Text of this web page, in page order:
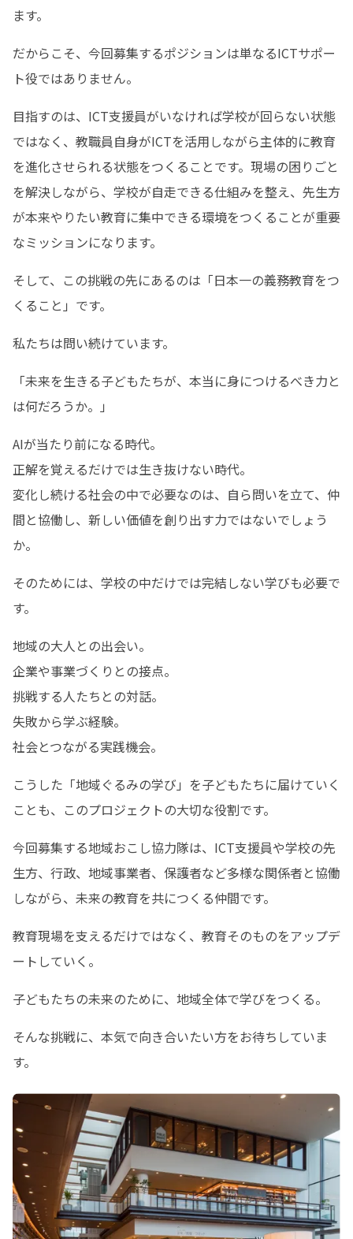
ます。
だからこそ、今回募集するポジションは単なるICTサポー
ト役ではありません。
目指すのは、ICT支援員がいなければ学校が回らない状態
ではなく、教職員自身がICTを活用しながら主体的に教育
を進化させられる状態をつくることです。現場の困りごと
を解決しながら、学校が自走できる仕組みを整え、先生方
が本来やりたい教育に集中できる環境をつくることが重要
なミッションになります。
そして、この挑戦の先にあるのは「日本一の義務教育をつ
くること」です。
私たちは問い続けています。
「未来を生きる子どもたちが、本当に身につけるべき力と
は何だろうか。」
AIが当たり前になる時代。
正解を覚えるだけでは生き抜けない時代。
変化し続ける社会の中で必要なのは、自ら問いを立て、仲
間と協働し、新しい価値を創り出す力ではないでしょう
か。
そのためには、学校の中だけでは完結しない学びも必要で
す。
地域の大人との出会い。
企業や事業づくりとの接点。
挑戦する人たちとの対話。
失敗から学ぶ経験。
社会とつながる実践機会。
こうした「地域ぐるみの学び」を子どもたちに届けていく
ことも、このプロジェクトの大切な役割です。
今回募集する地域おこし協力隊は、ICT支援員や学校の先
生方、行政、地域事業者、保護者など多様な関係者と協働
しながら、未来の教育を共につくる仲間です。
教育現場を支えるだけではなく、教育そのものをアップデ
ートしていく。
子どもたちの未来のために、地域全体で学びをつくる。
そんな挑戦に、本気で向き合いたい方をお待ちしていま
す。